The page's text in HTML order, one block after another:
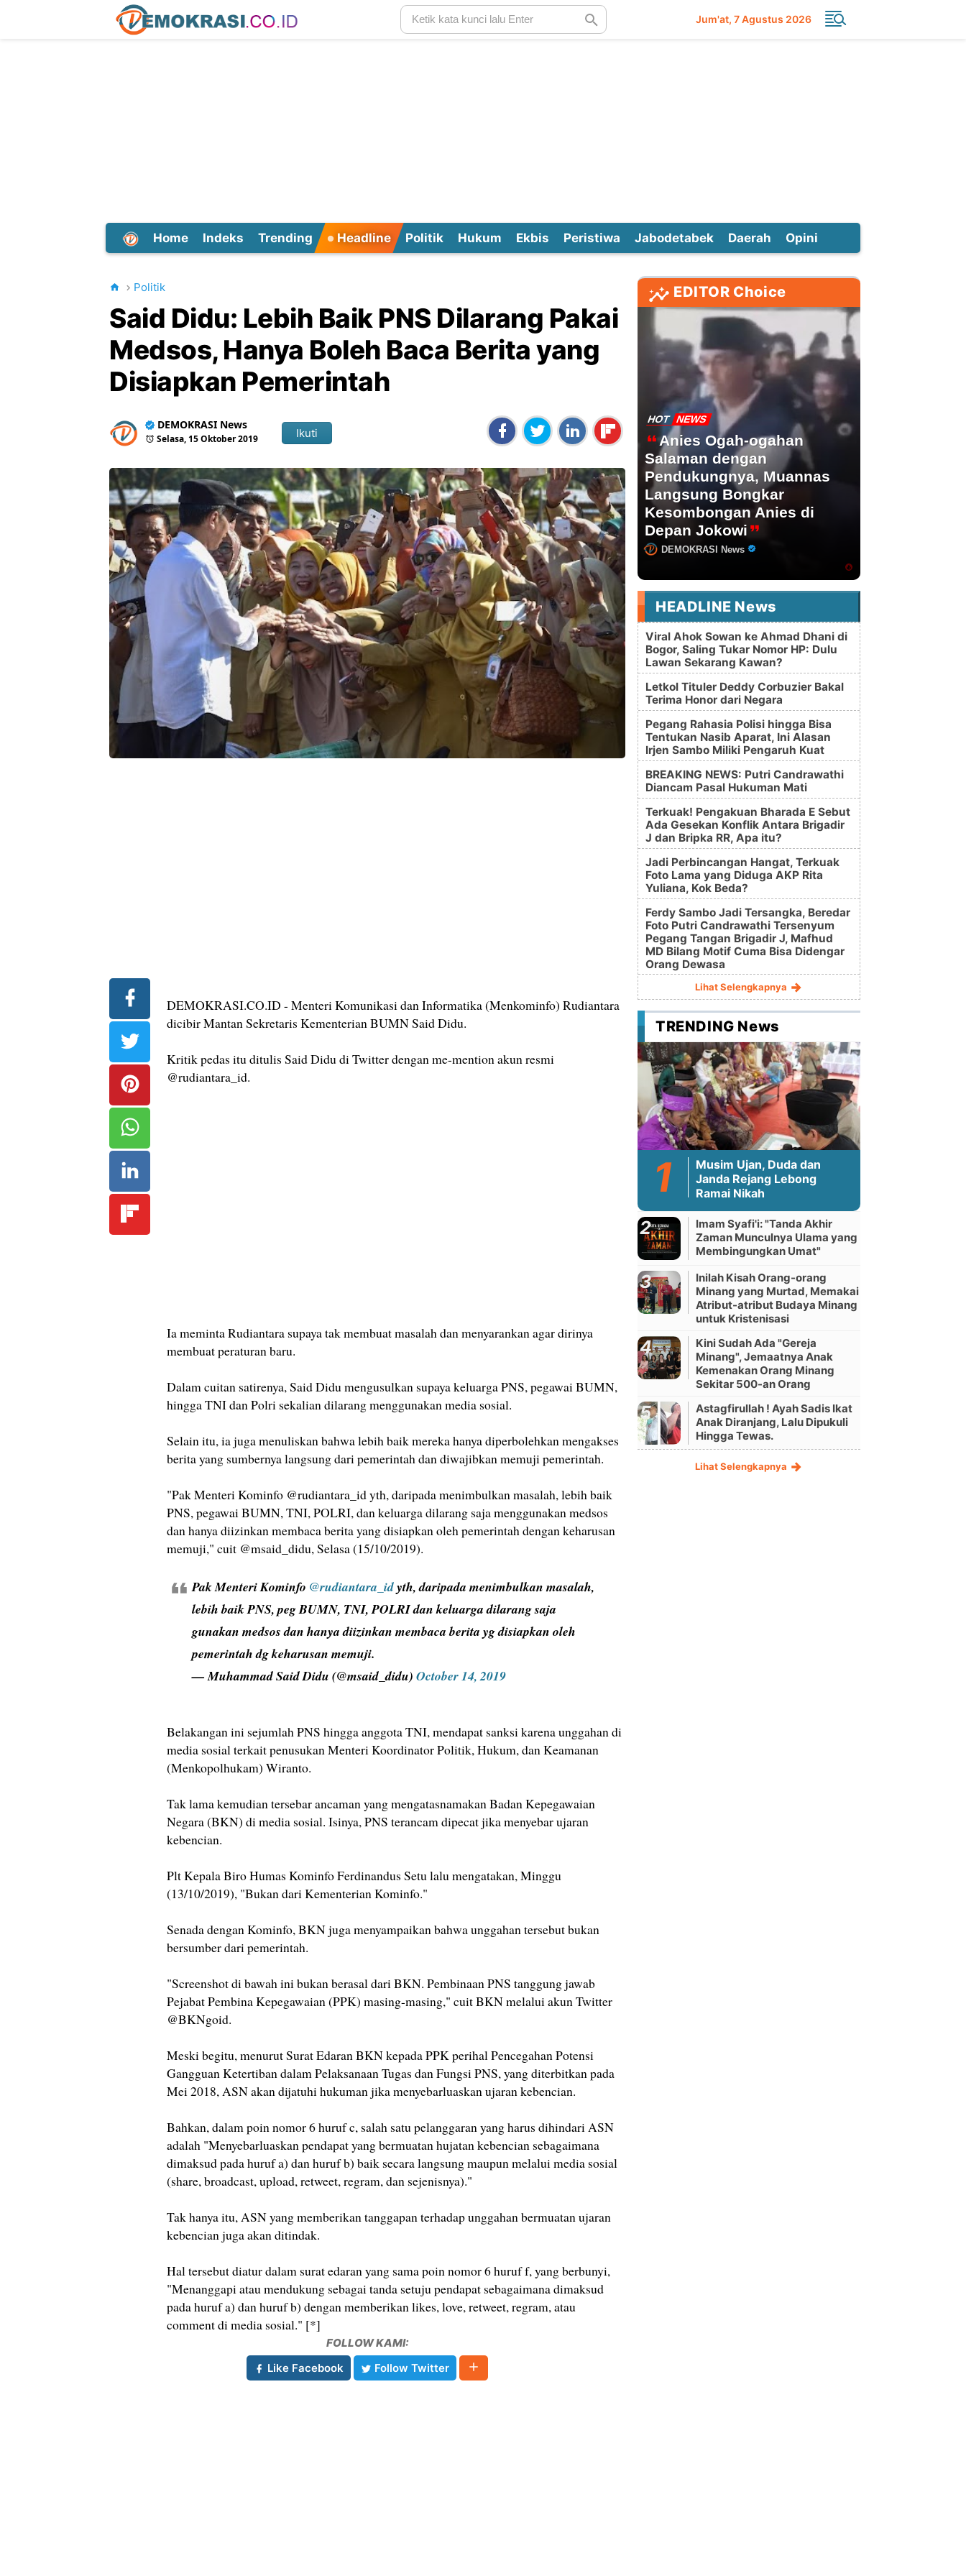
Jum'at 7 Agustus 2026
Home Indeks Trending Headline Politik Hukum Ekbis Peristiwa Jabodetabek Daerah Opini
Politik
Said Didu: Lebih Baik PNS Dilarang Pakai
Medsos, Hanya Boleh Baca Berita yang
Disiapkan Pemerintah
DEMOKRASI News
Selasa, 15 Oktober 2019 Ikuti
DEMOKRASI.CO.ID - Menteri Komunikasi dan Informatika (Menkominfo) Rudiantara
dicibir Mantan Sekretaris Kementerian BUMN Said Didu.
Kritik pedas itu ditulis Said Didu di Twitter dengan me-mention akun resmi
@rudiantara_id.
Ia meminta Rudiantara supaya tak membuat masalah dan menyarankan agar dirinya
membuat peraturan baru.
Dalam cuitan satirenya, Said Didu mengusulkan supaya keluarga PNS, pegawai BUMN,
hingga TNI dan Polri sekalian dilarang menggunakan media sosial.
Selain itu, ia juga menuliskan bahwa lebih baik mereka hanya diperbolehkan mengakses
berita yang sumbernya langsung dari pemerintah dan diwajibkan memuji pemerintah.
"Pak Menteri Kominfo @rudiantara_id yth, daripada menimbulkan masalah, lebih baik
PNS, pegawai BUMN, TNI, POLRI, dan keluarga dilarang saja menggunakan medsos
dan hanya diizinkan membaca berita yang disiapkan oleh pemerintah dengan keharusan
memuji," cuit @msaid_didu, Selasa (15/10/2019).
Pak Menteri Kominfo @rudiantara_idyth, daripada menimbulkan masalah,
lebih baik PNS, peg BUMN, TNI, POLRI dan keluarga dilarang saja
gunakan medsos dan hanya diizinkan membaca berita yg disiapkan oleh
pemerintah dg keharusan memuji.
— Muhammad Said Didu (@msaid_didu) October 14, 2019
Belakangan ini sejumlah PNS hingga anggota TNI, mendapat sanksi karena unggahan di
media sosial terkait penusukan Menteri Koordinator Politik, Hukum, dan Keamanan
(Menkopolhukam) Wiranto.
Tak lama kemudian tersebar ancaman yang mengatasnamakan Badan Kepegawaian
Negara (BKN) di media sosial. Isinya, PNS terancam dipecat jika menyebar ujaran
kebencian.
Plt Kepala Biro Humas Kominfo Ferdinandus Setu lalu mengatakan, Minggu
(13/10/2019), "Bukan dari Kementerian Kominfo."
Senada dengan Kominfo, BKN juga menyampaikan bahwa unggahan tersebut bukan
bersumber dari pemerintah.
"Screenshot di bawah ini bukan berasal dari BKN. Pembinaan PNS tanggung jawab
Pejabat Pembina Kepegawaian (PPK) masing-masing," cuit BKN melalui akun Twitter
@BKNgoid.
Meski begitu, menurut Surat Edaran BKN kepada PPK perihal Pencegahan Potensi
Gangguan Ketertiban dalam Pelaksanaan Tugas dan Fungsi PNS, yang diterbitkan pada
Mei 2018, ASN akan dijatuhi hukuman jika menyebarluaskan ujaran kebencian.
Bahkan, dalam poin nomor 6 huruf c, salah satu pelanggaran yang harus dihindari ASN
adalah "Menyebarluaskan pendapat yang bermuatan hujatan kebencian sebagaimana
dimaksud pada huruf a) dan huruf b) baik secara langsung maupun melalui media sosial
(share, broadcast, upload, retweet, regram, dan sejenisnya)."
Tak hanya itu, ASN yang memberikan tanggapan terhadap unggahan bermuatan ujaran
kebencian juga akan ditindak.
Hal tersebut diatur dalam surat edaran yang sama poin nomor 6 huruf f, yang berbunyi,
"Menanggapi atau mendukung sebagai tanda setuju pendapat sebagaimana dimaksud
pada huruf a) dan huruf b) dengan memberikan likes, love, retweet, regram, atau
comment di media sosial." [*]
FOLLOW KAMI:
Like Facebook
Follow Twitter
EDITOR Choice
HOT NEWS
Anies Ogah-ogahan
Salaman dengan
Pendukungnya, Muannas
Langsung Bongkar
Kesombongan Anies di
Depan Jokowi
DEMOKRASI News
HEADLINE News
Viral Ahok Sowan ke Ahmad Dhani di
Bogor, Saling Tukar Nomor HP: Dulu
Lawan Sekarang Kawan?
Letkol Tituler Deddy Corbuzier Bakal
Terima Honor dari Negara
Pegang Rahasia Polisi hingga Bisa
Tentukan Nasib Aparat, Ini Alasan
Irjen Sambo Miliki Pengaruh Kuat
BREAKING NEWS: Putri Candrawathi
Diancam Pasal Hukuman Mati
Terkuak! Pengakuan Bharada E Sebut
Ada Gesekan Konflik Antara Brigadir
J dan Bripka RR, Apa itu?
Jadi Perbincangan Hangat, Terkuak
Foto Lama yang Diduga AKP Rita
Yuliana, Kok Beda?
Ferdy Sambo Jadi Tersangka, Beredar
Foto Putri Candrawathi Tersenyum
Pegang Tangan Brigadir J, Mafhud
MD Bilang Motif Cuma Bisa Didengar
Orang Dewasa
Lihat Selengkapnya
TRENDING News
Musim Ujan, Duda dan
Janda Rejang Lebong
Ramai Nikah
Imam Syafi'i: "Tanda Akhir
Zaman Munculnya Ulama yang
Membingungkan Umat"
Inilah Kisah Orang-orang
Minang yang Murtad, Memakai
Atribut-atribut Budaya Minang
untuk Kristenisasi
Kini Sudah Ada "Gereja
Minang", Jemaatnya Anak
Kemenakan Orang Minang
Sekitar 500-an Orang
Astagfirullah ! Ayah Sadis Ikat
Anak Diranjang, Lalu Dipukuli
Hingga Tewas.
Lihat Selengkapnya